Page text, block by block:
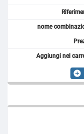
add_circle